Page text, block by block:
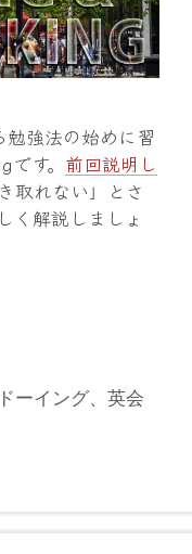
強法の始めに習
す。 前回説明し
取れない」とさ
く解説しましょ
ーイング、英会